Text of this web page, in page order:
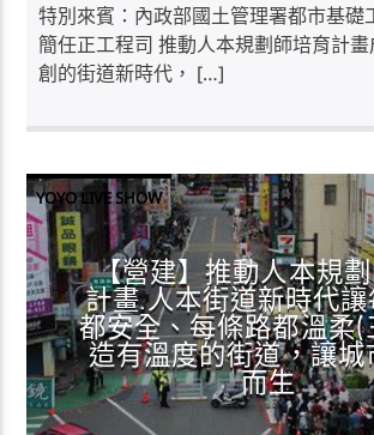
特別來賓：內政部國土管理署都市基礎
簡任正工程司 推動人本規劃師培育計
創的街道新時代， […]
YOYO LIVE SHOW
【營建】推動人本規
計畫.人本街道新時代
都安全、每條路都溫柔
造有溫度的街道，讓
而生